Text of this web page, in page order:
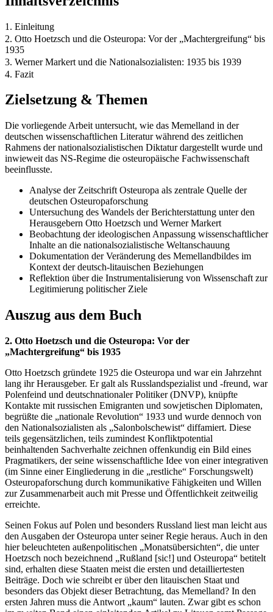
1. Einleitung
2. Otto Hoetzsch und die Osteuropa: Vor der „Machtergreifung“ bis
1935
3. Werner Markert und die Nationalsozialisten: 1935 bis 1939
4. Fazit
Zielsetzung & Themen
Die vorliegende Arbeit untersucht, wie das Memelland in der
deutschen wissenschaftlichen Literatur während des zeitlichen
Rahmens der nationalsozialistischen Diktatur dargestellt wurde und
inwieweit das NS-Regime die osteuropäische Fachwissenschaft
beeinflusste.
Analyse der Zeitschrift Osteuropa als zentrale Quelle der
deutschen Osteuropaforschung
Untersuchung des Wandels der Berichterstattung unter den
Herausgebern Otto Hoetzsch und Werner Markert
Beobachtung der ideologischen Anpassung wissenschaftlicher
Inhalte an die nationalsozialistische Weltanschauung
Dokumentation der Veränderung des Memellandbildes im
Kontext der deutsch-litauischen Beziehungen
Reflektion über die Instrumentalisierung von Wissenschaft zur
Legitimierung politischer Ziele
Auszug aus dem Buch
2. Otto Hoetzsch und die Osteuropa: Vor der
„Machtergreifung“ bis 1935
Otto Hoetzsch gründete 1925 die Osteuropa und war ein Jahrzehnt
lang ihr Herausgeber. Er galt als Russlandspezialist und -freund, war
Polenfeind und deutschnationaler Politiker (DNVP), knüpfte
Kontakte mit russischen Emigranten und sowjetischen Diplomaten,
begrüßte die „nationale Revolution“ 1933 und wurde dennoch von
den Nationalsozialisten als „Salonbolschewist“ diffamiert. Diese
teils gegensätzlichen, teils zumindest Konfliktpotential
beinhaltenden Sachverhalte zeichnen offenkundig ein Bild eines
Pragmatikers, der seine wissenschaftliche Idee von einer integrativen
(im Sinne einer Eingliederung in die „restliche“ Forschungswelt)
Osteuropaforschung durch kommunikative Fähigkeiten und Willen
zur Zusammenarbeit auch mit Presse und Öffentlichkeit zeitweilig
erreichte.
Seinen Fokus auf Polen und besonders Russland liest man leicht aus
den Ausgaben der Osteuropa unter seiner Regie heraus. Auch in den
hier beleuchteten außenpolitischen „Monatsübersichten“, die unter
Hoetzsch noch bezeichnend „Rußland [sic!] und Osteuropa“ betitelt
sind, erhalten diese Staaten meist die ersten und detailliertesten
Beiträge. Doch wie schreibt er über den litauischen Staat und
besonders das Objekt dieser Betrachtung, das Memelland? In den
ersten Jahren muss die Antwort „kaum“ lauten. Zwar gibt es schon